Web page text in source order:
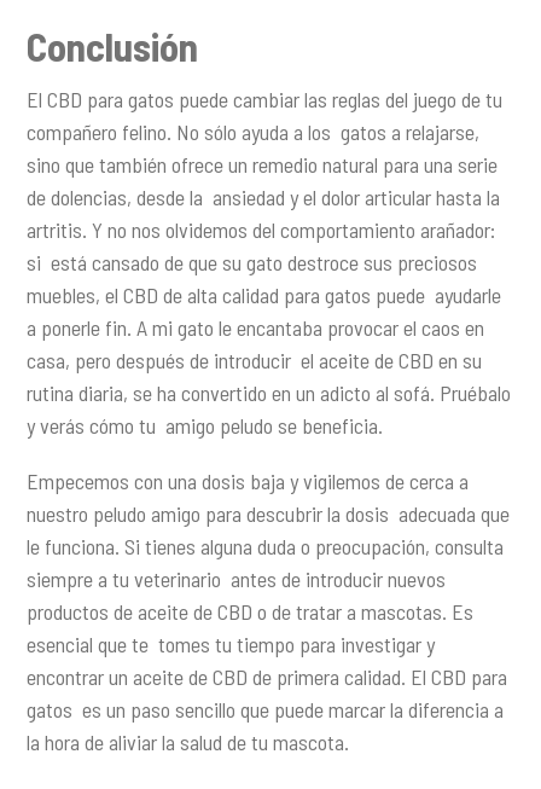
Conclusión
El CBD para gatos puede cambiar las reglas del juego de tu
compañero felino. No sólo ayuda a los gatos a relajarse,
sino que también ofrece un remedio natural para una serie
de dolencias, desde la ansiedad y el dolor articular hasta la
artritis. Y no nos olvidemos del comportamiento arañador:
si está cansado de que su gato destroce sus preciosos
muebles, el CBD de alta calidad para gatos puede ayudarle
a ponerle fin. A mi gato le encantaba provocar el caos en
casa, pero después de introducir el aceite de CBD en su
rutina diaria, se ha convertido en un adicto al sofá. Pruébalo
y verás cómo tu amigo peludo se beneficia.
Empecemos con una dosis baja y vigilemos de cerca a
nuestro peludo amigo para descubrir la dosis adecuada que
le funciona. Si tienes alguna duda o preocupación, consulta
siempre a tu veterinario antes de introducir nuevos
productos de aceite de CBD o de tratar a mascotas. Es
esencial que te tomes tu tiempo para investigar y
encontrar un aceite de CBD de primera calidad. El CBD para
gatos es un paso sencillo que puede marcar la diferencia a
la hora de aliviar la salud de tu mascota.